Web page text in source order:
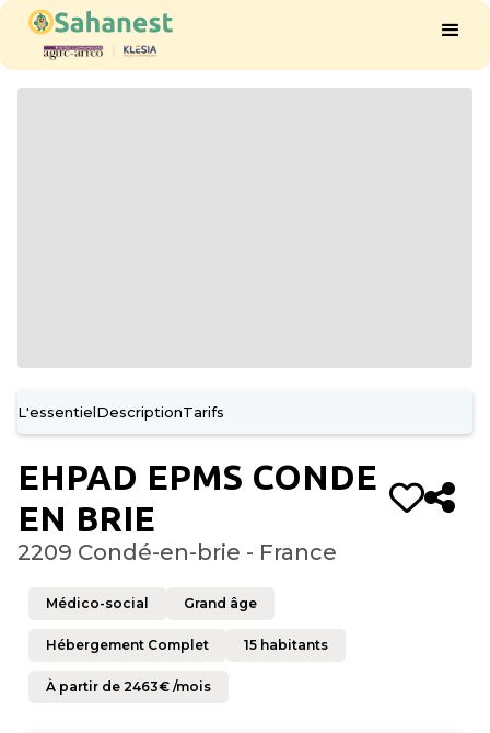
L'essentielDescriptionTarifs
EHPAD EPMS CONDE
EN BRIE
2209 Condé-en-brie - France
Médico-social Grand âge
Hébergement Complet 15 habitants
À partir de 2463€ /mois